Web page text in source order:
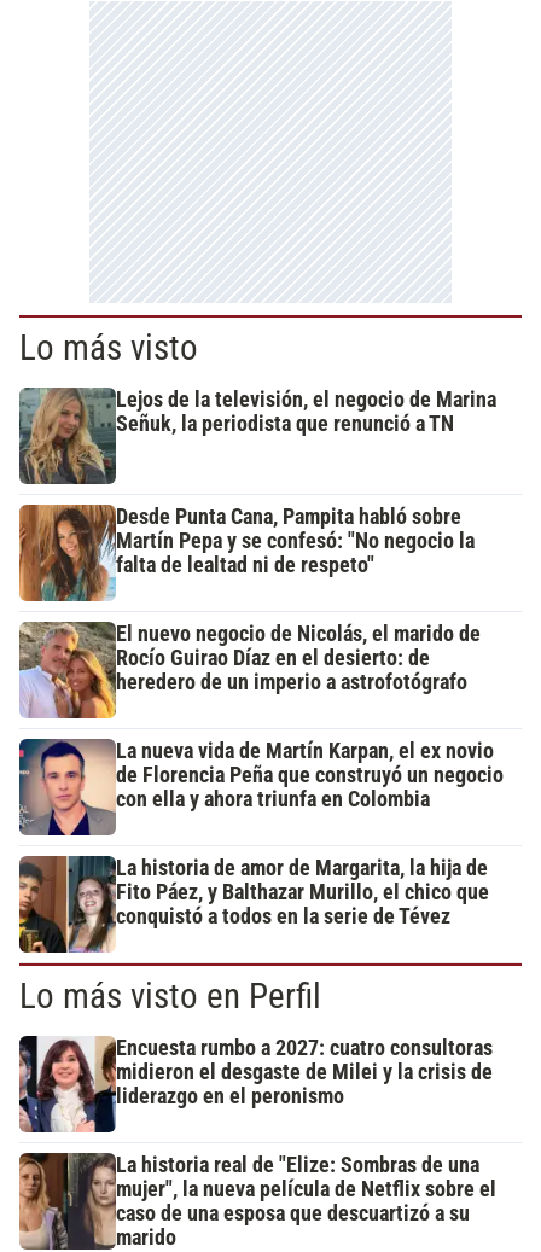
Lo más visto
Lejos de la televisión, el negocio de Marina
Señuk, la periodista que renunció a TN
Desde Punta Cana, Pampita habló sobre
Martín Pepa y se confesó: "No negocio la
falta de lealtad ni de respeto"
El nuevo negocio de Nicolás, el marido de
Rocío Guirao Díaz en el desierto: de
heredero de un imperio a astrofotógrafo
La nueva vida de Martín Karpan, el ex novio
de Florencia Peña que construyó un negocio
con ella y ahora triunfa en Colombia
La historia de amor de Margarita, la hija de
Fito Páez, y Balthazar Murillo, el chico que
conquistó a todos en la serie de Tévez
Lo más visto en Perfil
Encuesta rumbo a 2027: cuatro consultoras
midieron el desgaste de Milei y la crisis de
liderazgo en el peronismo
La historia real de "Elize: Sombras de una
mujer", la nueva película de Netflix sobre el
caso de una esposa que descuartizó a su
marido